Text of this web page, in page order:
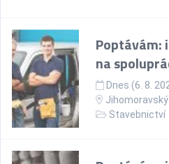
Poptávám:
na
Dnes (6. 8.
Jihomoravský
Stavebnictví